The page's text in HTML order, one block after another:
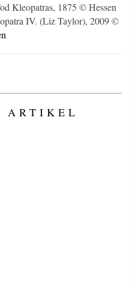
Kleopatras, 1875 © Hessen
IV. (Liz Taylor), 2009 ©
ARTIKEL